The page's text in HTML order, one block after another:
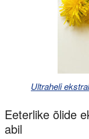
Ultraheli
Eeterlike õlide
abil